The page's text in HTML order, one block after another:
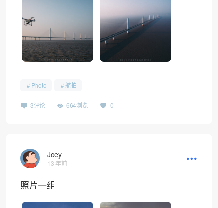
Photo 航拍
3评论 664浏览 0
Joey
13 年前
照片一组